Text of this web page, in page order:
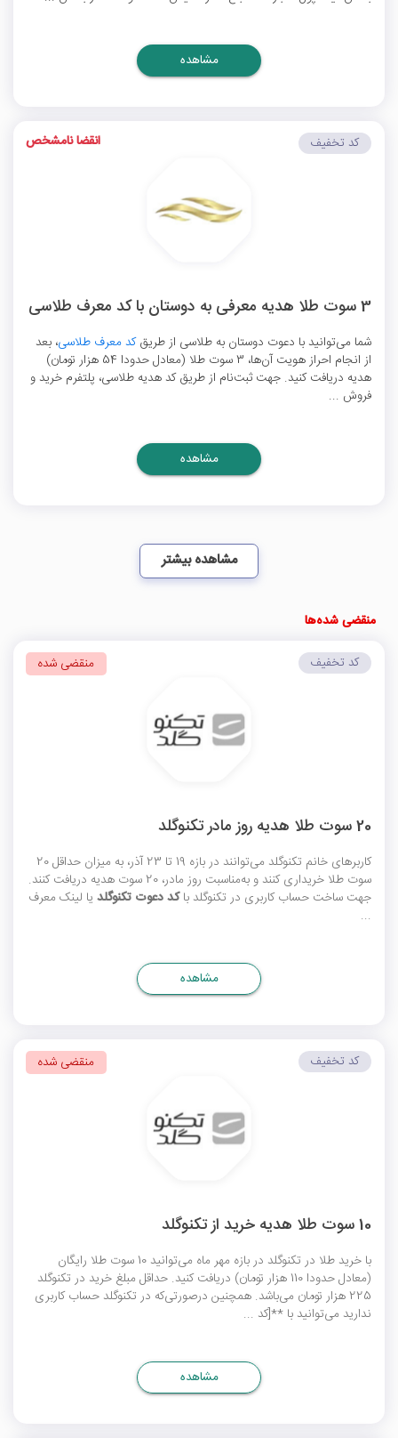
مشاهده
3 سوت طلا هدیه معرفی به دوستان با کد معرف طلاسی
شما می‌توانید با دعوت دوستان به طلاسی از طریقکد معرف طلاسی، بعد
از انجام احراز هویت آن‌ها، 3 سوت طلا (معادل حدودا 54 هزار تومان)
هدیه دریافت کنید. جهت ثبت‌نام از طریق کد هدیه طلاسی، پلتفرم خرید و
فروش ...
کد تخفیف انقضا نامشخص
مشاهده
مشاهده بیشتر
منقضی شده‌ها
20 سوت طلا هدیه روز مادر تکنوگلد
کاربرهای خانم تکنوگلد می‌توانند در بازه 19 تا 23 آذر، به میزان حداقل 20
سوت طلا خریداری کنند و به‌مناسبت روز مادر، 20 سوت هدیه دریافت کنند.
جهت ساخت حساب کاربری در تکنوگلد باکد دعوت تکنوگلد یا لینک معرف
...
کد تخفیف منقضی شده
مشاهده
10 سوت طلا هدیه خرید از تکنوگلد
با خرید طلا در تکنوگلد در بازه مهر ماه می‌توانید 10 سوت طلا رایگان
(معادل حدودا 110 هزار تومان) دریافت کنید. حداقل مبلغ خرید در تکنوگلد
225 هزار تومان می‌باشد. همچنین درصورتی‌که در تکنوگلد حساب کاربری
ندارید می‌توانید با **[کد ...
کد تخفیف منقضی شده
مشاهده